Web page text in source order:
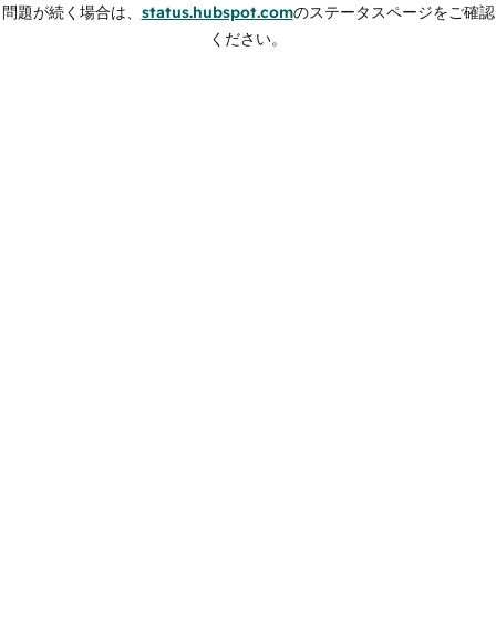
問題が続く場合は、 status.hubspot.comのステータスページをご確認
ください。